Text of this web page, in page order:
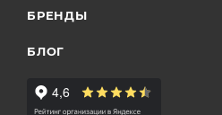
БРЕНДЫ
БЛОГ